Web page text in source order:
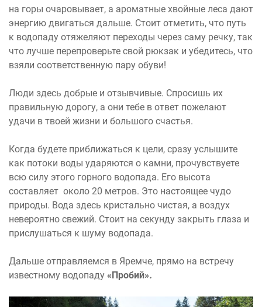
на горы очаровывает, а ароматные хвойные леса дают
энергию двигаться дальше. Стоит отметить, что путь
к водопаду отяжеляют переходы через саму речку, так
что лучше перепроверьте свой рюкзак и убедитесь, что
взяли соответственную пару обуви!
Люди здесь добрые и отзывчивые. Спросишь их
правильную дорогу, а они тебе в ответ пожелают
удачи в твоей жизни и большого счастья.
Когда будете приближаться к цели, сразу услышите
как потоки воды ударяются о камни, прочувствуете
всю силу этого горного водопада. Его высота
составляет около 20 метров. Это настоящее чудо
природы. Вода здесь кристально чистая, а воздух
невероятно свежий. Стоит на секунду закрыть глаза и
прислушаться к шуму водопада.
Дальше отправляемся в Яремче, прямо на встречу
известному водопаду «Пробий».